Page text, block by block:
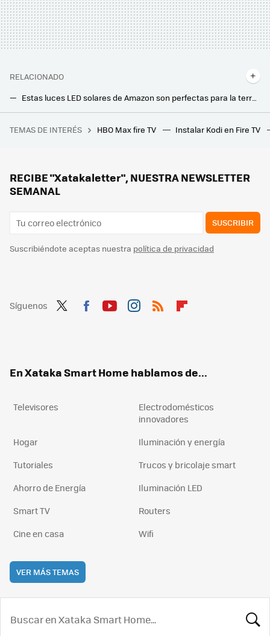
RELACIONADO
Estas luces LED solares de Amazon son perfectas para la terraza o jardín. Ahora están muy rebajadas
Entre 'Braveheart' y 'Gladiator'. Andrew Garfield presenta el extraordinario tráiler de su nueva película a las órdenes de Paul Greengrass
TEMAS DE INTERÉS HBO Max fire TV Instalar Kodi en Fire TV
RECIBE "Xatakaletter", NUESTRA NEWSLETTER
SEMANAL
SUSCRIBIR
Suscribiéndote aceptas nuestra política de privacidad
Síguenos
En Xataka Smart Home hablamos de...
Televisores
Electrodomésticos
innovadores
Hogar
Iluminación y energía
Tutoriales
Trucos y bricolaje smart
Ahorro de Energía
Iluminación LED
Smart TV
Routers
Cine en casa
Wifi
VER MÁS TEMAS